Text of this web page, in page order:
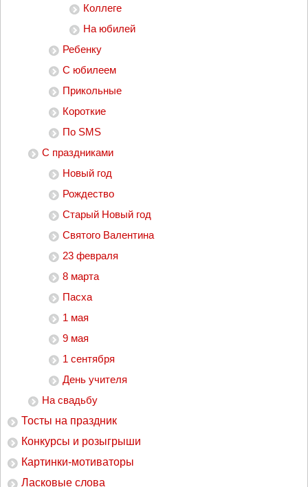
Коллеге
На юбилей
Ребенку
С юбилеем
Прикольные
Короткие
По SMS
С праздниками
Новый год
Рождество
Старый Новый год
Святого Валентина
23 февраля
8 марта
Пасха
1 мая
9 мая
1 сентября
День учителя
На свадьбу
Тосты на праздник
Конкурсы и розыгрыши
Картинки-мотиваторы
Ласковые слова